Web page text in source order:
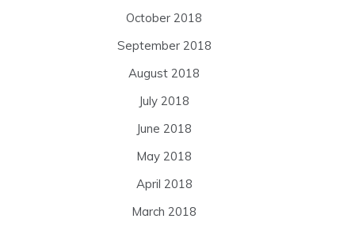
October 2018
September 2018
August 2018
July 2018
June 2018
May 2018
April 2018
March 2018